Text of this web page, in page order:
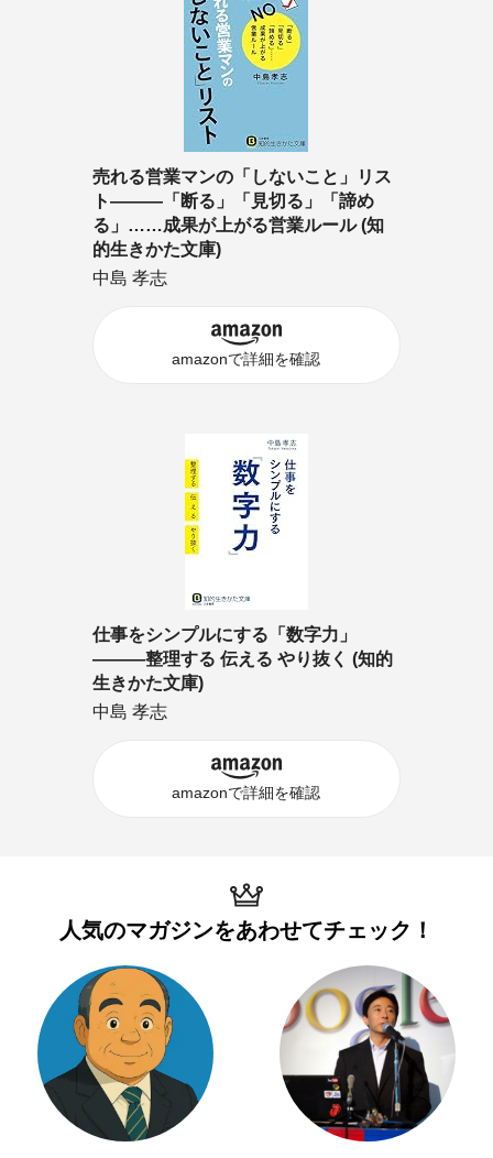
売れる営業マンの「しないこと」リス
ト―――「断る」「見切る」「諦め
る」……成果が上がる営業ルール (知
的生きかた文庫)
中島 孝志
amazonで詳細を確認
仕事をシンプルにする「数字力」
―――整理する 伝える やり抜く (知的
生きかた文庫)
中島 孝志
amazonで詳細を確認
人気のマガジンをあわせてチェック！